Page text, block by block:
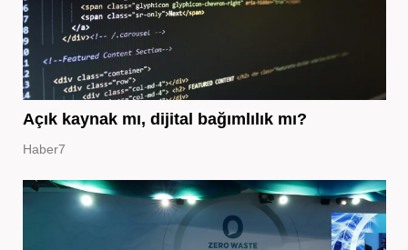
Açık kaynak mı, dijital bağımlılık mı?
Haber7